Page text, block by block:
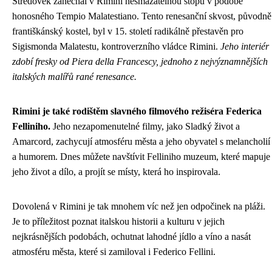
honosného Tempio Malatestiano. Tento renesanční skvost, původně
františkánský kostel, byl v 15. století radikálně přestavěn pro
Sigismonda Malatestu, kontroverzního vládce Rimini. Jeho interiér
zdobí fresky od Piera della Francescy, jednoho z nejvýznamnějších
italských malířů rané renesance.
Rimini je také rodištěm slavného filmového režiséra Federica
Felliniho. Jeho nezapomenutelné filmy, jako Sladký život a
Amarcord, zachycují atmosféru města a jeho obyvatel s melancholií
a humorem. Dnes můžete navštívit Felliniho muzeum, které mapuje
jeho život a dílo, a projít se místy, která ho inspirovala.
Dovolená v Rimini je tak mnohem víc než jen odpočinek na pláži.
Je to příležitost poznat italskou historii a kulturu v jejich
nejkrásnějších podobách, ochutnat lahodné jídlo a víno a nasát
atmosféru města, které si zamiloval i Federico Fellini.